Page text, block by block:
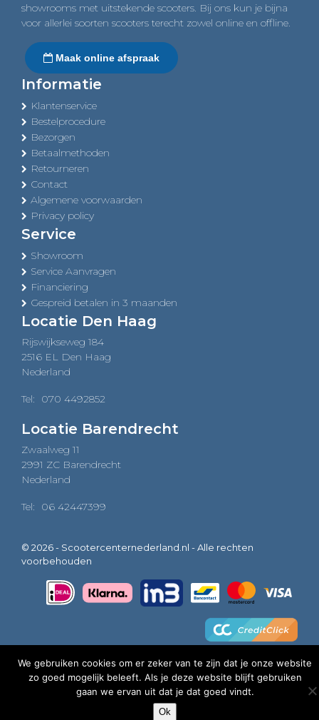
showrooms met uitstekende scooters. Bij ons kun je bijna
voor allerlei soorten scooters terecht zowel online en offline.
Maak online afspraak
Informatie
Klantenservice
Bestelprocedure
Bezorgen
Betaalmethoden
Retourneren
Contact
Algemene voorwaarden
Privacy policy
Service
Showroom
Service Aanvragen
Financiering
Gespreid betalen in 3 maanden
Locatie Den Haag
Rijswijkseweg 184
2516 EL Den Haag
Nederland
Tel: 070 4492852
Locatie Barendrecht
Zwaalweg 11
2991 ZC Barendrecht
Nederland
Tel: 06 42447399
© 2026 - Scootercenternederland.nl - Alle rechten
voorbehouden
We gebruiken cookies om er zeker van te zijn dat je onze website
zo goed mogelijk beleeft. Als je deze website blijft gebruiken
gaan we ervan uit dat je dat goed vindt.
Ok